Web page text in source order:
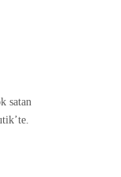
satan